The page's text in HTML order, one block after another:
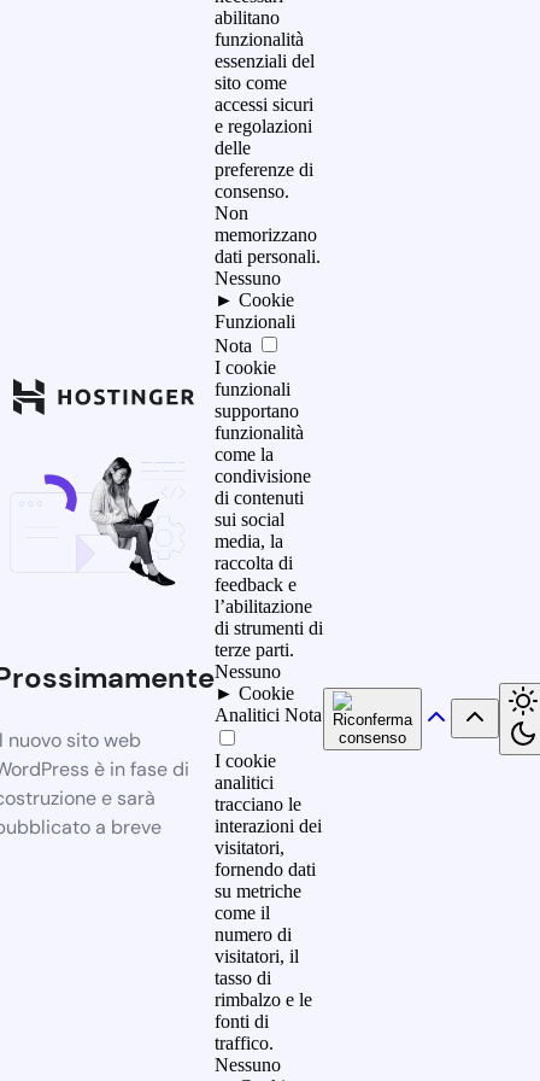
nuovo sito web
è in fase di
e sarà
a breve
abilitano
funzionalità
essenziali del
sito come
accessi sicuri
e regolazioni
delle
preferenze di
consenso.
Non
memorizzano
dati personali.
Nessuno
► Cookie
Funzionali
Nota
I cookie
funzionali
supportano
funzionalità
come la
condivisione
di contenuti
sui social
media, la
raccolta di
feedback e
l’abilitazione
di strumenti di
terze parti.
Nessuno
► Cookie
Analitici Nota
I cookie
analitici
tracciano le
interazioni dei
visitatori,
fornendo dati
su metriche
come il
numero di
visitatori, il
tasso di
rimbalzo e le
fonti di
traffico.
Nessuno